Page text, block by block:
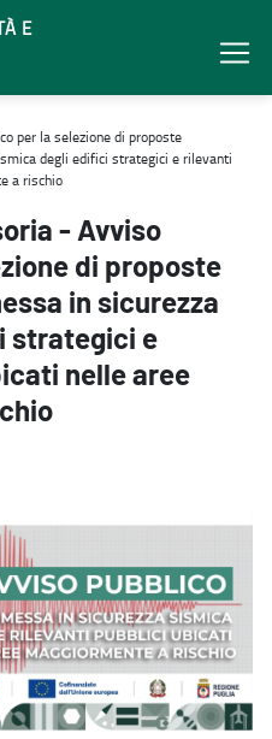
E
per la selezione di
per la selezione di proposte
degli edifici strategici e rilevanti
a rischio
- Avviso
di proposte
in sicurezza
strategici e
nelle aree